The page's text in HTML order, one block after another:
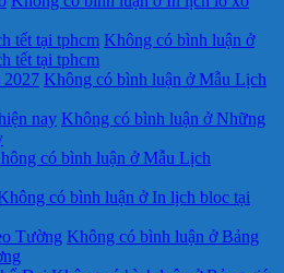
tết tại tphcm Không có bình luận ở
tết tại tphcm
Không có bình luận ở Mẫu Lịch
nay Không có bình luận ở Những
có bình luận ở Mẫu Lịch
có bình luận ở In lịch bloc tại
Tường Không có bình luận ở Bảng